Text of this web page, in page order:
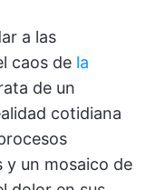
a las
caos de la
de un
cotidiana
y un mosaico de